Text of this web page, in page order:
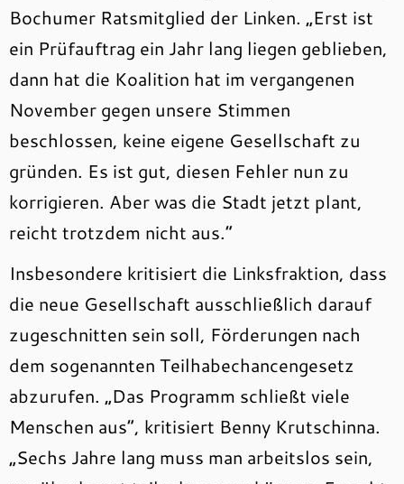
Bochumer Ratsmitglied der Linken. „Erst ist
ein Prüfauftrag ein Jahr lang liegen geblieben,
dann hat die Koalition hat im vergangenen
November gegen unsere Stimmen
beschlossen, keine eigene Gesellschaft zu
gründen. Es ist gut, diesen Fehler nun zu
korrigieren. Aber was die Stadt jetzt plant,
reicht trotzdem nicht aus.“
Insbesondere kritisiert die Linksfraktion, dass
die neue Gesellschaft ausschließlich darauf
zugeschnitten sein soll, Förderungen nach
dem sogenannten Teilhabechancengesetz
abzurufen. „Das Programm schließt viele
Menschen aus“, kritisiert Benny Krutschinna.
„Sechs Jahre lang muss man arbeitslos sein,